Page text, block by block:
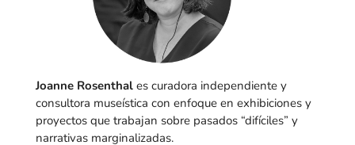
Joanne Rosenthal es curadora independiente y
consultora museística con enfoque en exhibiciones y
proyectos que trabajan sobre pasados “difíciles” y
narrativas marginalizadas.